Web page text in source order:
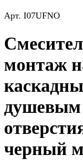
Арт. I07UFNO
монтаж
душевым
черный